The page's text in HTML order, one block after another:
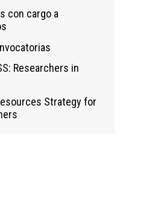
con cargo a
Researchers in
Strategy for